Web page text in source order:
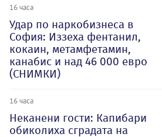
16 часа
Удар по наркобизнеса в
София: Иззеха фентанил,
кокаин, метамфетамин,
канабис и над 46 000 евро
(СНИМКИ)
16 часа
Неканени гости: Капибари
обиколиха сградата на